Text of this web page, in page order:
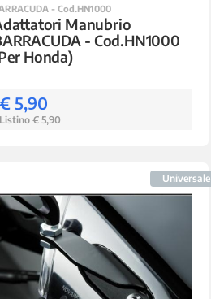
- Cod.HN1000
Manubrio
- Cod.HN1000
Honda)
5,90
€ 5,90
Universale